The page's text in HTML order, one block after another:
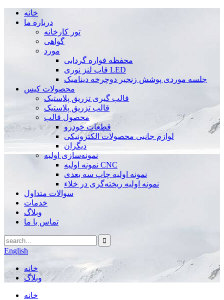
خانه
درباره ما
تور کارخانه
گواهی
مورد
محفظه فواره گردابی
قاب لنز نوری LED
جلسه موردی پوشش زنجیر دوچرخه دینامیک
محصولات کیس
قالب گیری تزریق پلاستیک
قالب تزریق پلاستیک
محصول قالب
قطعات خودرو
لوازم جانبی محصولات الکترونیکی
دیگران
نمونه‌سازی اولیه
نمونه اولیه CNC
نمونه اولیه چاپ سه بعدی
نمونه اولیه ریخته‌گری در خلاء
سوالات متداول
خدمات
وبلاگ
تماس با ما
English
خانه
وبلاگ
خانه